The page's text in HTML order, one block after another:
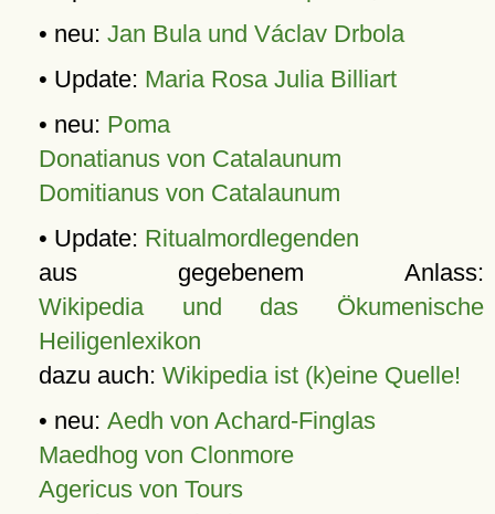
• neu: Jan Bula und Václav Drbola
• Update: Maria Rosa Julia Billiart
• neu: Poma
Donatianus von Catalaunum
Domitianus von Catalaunum
• Update: Ritualmordlegenden
aus gegebenem Anlass:
Wikipedia und das Ökumenische
Heiligenlexikon
dazu auch: Wikipedia ist (k)eine Quelle!
• neu: Aedh von Achard-Finglas
Maedhog von Clonmore
Agericus von Tours